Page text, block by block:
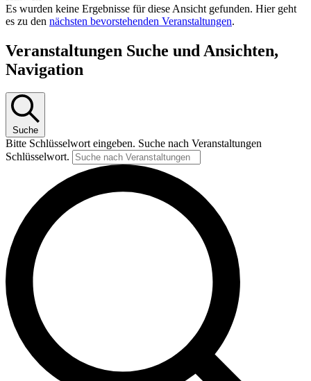
Es wurden keine Ergebnisse für diese Ansicht gefunden. Hier geht
es zu den nächsten bevorstehenden Veranstaltungen.
Veranstaltungen Suche und Ansichten,
Navigation
Suche
Bitte Schlüsselwort eingeben. Suche nach Veranstaltungen
Schlüsselwort.